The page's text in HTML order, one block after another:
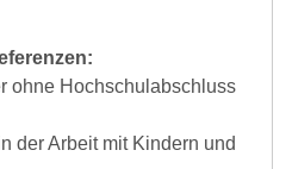
ohne Hochschulabschluss
der Arbeit mit Kindern und